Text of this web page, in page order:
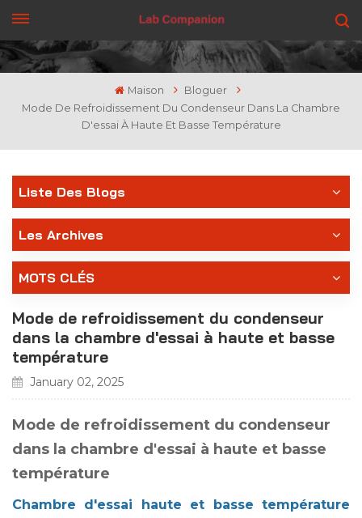
OBTENEZ UN DEVIS
Maison
Bloguer
Mode De Refroidissement Du Condenseur Dans La Chambre
D'essai À Haute Et Basse Température
Liste Des Blogs
Les Archives
MOTS CLÉS
Mode de refroidissement du condenseur
dans la chambre d'essai à haute et basse
température
January 02, 2025
Mode de refroidissement du condenseur
dans la chambre d'essai à haute et basse
température
Chambre d'essai haute et basse température